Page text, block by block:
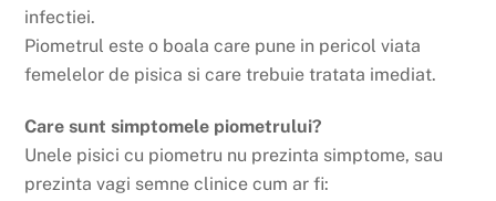
infectiei.
Piometrul este o boala care pune in pericol viata
femelelor de pisica si care trebuie tratata imediat.
Care sunt simptomele piometrului?
Unele pisici cu piometru nu prezinta simptome, sau
prezinta vagi semne clinice cum ar fi: